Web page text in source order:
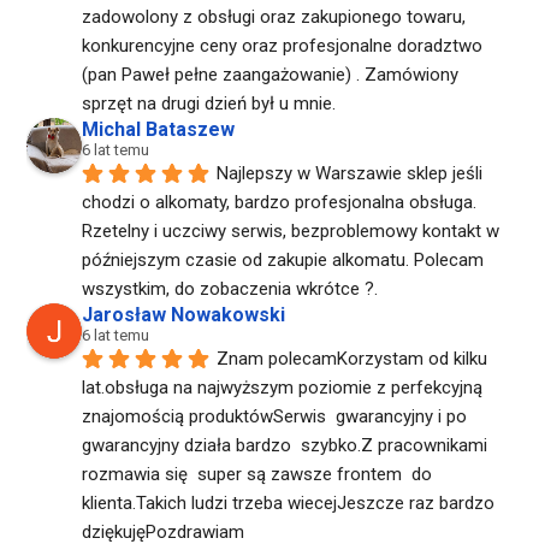
zadowolony z obsługi oraz zakupionego towaru,
konkurencyjne ceny oraz profesjonalne doradztwo
(pan Paweł pełne zaangażowanie) . Zamówiony
sprzęt na drugi dzień był u mnie.
Michal Bataszew
6 lat temu
Najlepszy w Warszawie sklep jeśli
chodzi o alkomaty, bardzo profesjonalna obsługa.
Rzetelny i uczciwy serwis, bezproblemowy kontakt w
późniejszym czasie od zakupie alkomatu. Polecam
wszystkim, do zobaczenia wkrótce ?.
Jarosław Nowakowski
6 lat temu
Znam polecamKorzystam od kilku
lat.obsługa na najwyższym poziomie z perfekcyjną
znajomością produktówSerwis  gwarancyjny i po
gwarancyjny działa bardzo  szybko.Z pracownikami
rozmawia się  super są zawsze frontem  do
klienta.Takich ludzi trzeba wiecejJeszcze raz bardzo
dziękujęPozdrawiam